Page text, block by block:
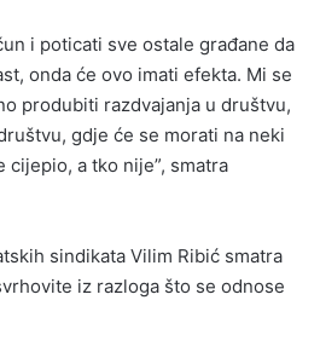
i poticati sve ostale građane da
onda će ovo imati efekta. Mi se
produbiti razdvajanja u društvu,
gdje će se morati na neki
a tko nije”, smatra
sindikata Vilim Ribić smatra
iz razloga što se odnose